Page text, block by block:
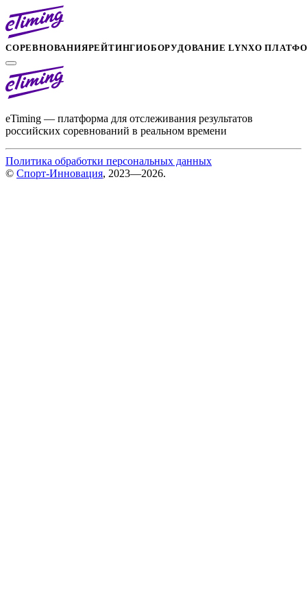
СОРЕВНОВАНИЯРЕЙТИНГИОБОРУДОВАНИЕ LYNXО
eTiming — платформа для отслеживания результатов
российских соревнований в реальном времени
Политика обработки персональных данных
© Спорт-Инновация, 2023—2026.